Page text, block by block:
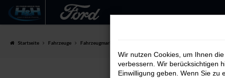
Zum
Startseite Fahrzeuge Fahrzeugmarkt
Wir nutzen Cookies, um Ihnen
verbessern. Wir berücksichtigen
Einwilligung geben. Wenn Sie zu